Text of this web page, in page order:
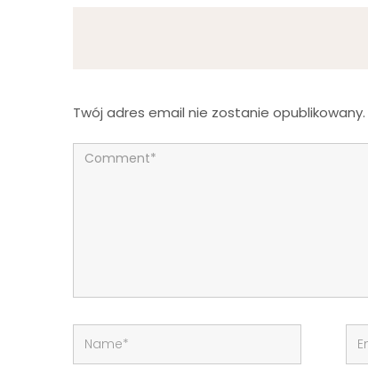
Twój adres email nie zostanie opublikowany.